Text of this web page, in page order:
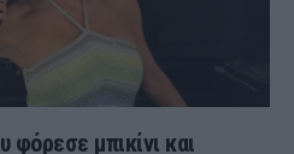
φόρεσε μπικίνι και